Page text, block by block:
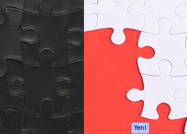
Ürünler
Spaces
AI Asistanı
AI Görüntü
Oluşturucu
AI video
oluşturucu
Başlayın
Dokümantasyon
Kullanım Şartları
Gizlilik Politikası
Yeni